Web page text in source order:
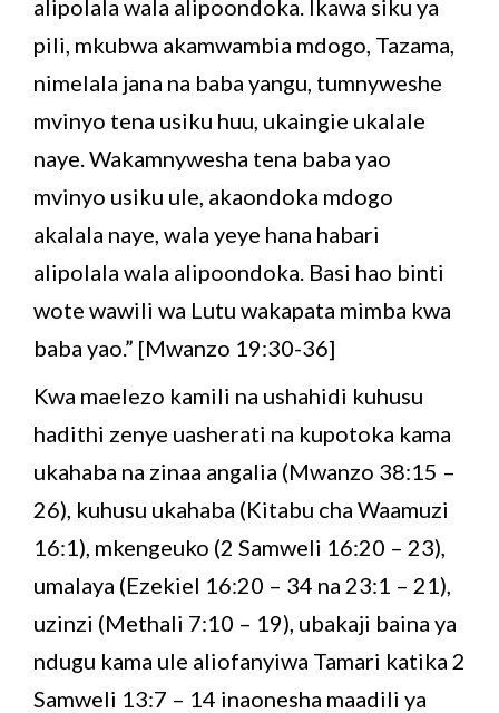
alipolala wala alipoondoka. Ikawa siku ya
pili, mkubwa akamwambia mdogo, Tazama,
nimelala jana na baba yangu, tumnyweshe
mvinyo tena usiku huu, ukaingie ukalale
naye. Wakamnywesha tena baba yao
mvinyo usiku ule, akaondoka mdogo
akalala naye, wala yeye hana habari
alipolala wala alipoondoka. Basi hao binti
wote wawili wa Lutu wakapata mimba kwa
baba yao.” [Mwanzo 19:30-36]
Kwa maelezo kamili na ushahidi kuhusu
hadithi zenye uasherati na kupotoka kama
ukahaba na zinaa angalia (Mwanzo 38:15 –
26), kuhusu ukahaba (Kitabu cha Waamuzi
16:1), mkengeuko (2 Samweli 16:20 – 23),
umalaya (Ezekiel 16:20 – 34 na 23:1 – 21),
uzinzi (Methali 7:10 – 19), ubakaji baina ya
ndugu kama ule aliofanyiwa Tamari katika 2
Samweli 13:7 – 14 inaonesha maadili ya